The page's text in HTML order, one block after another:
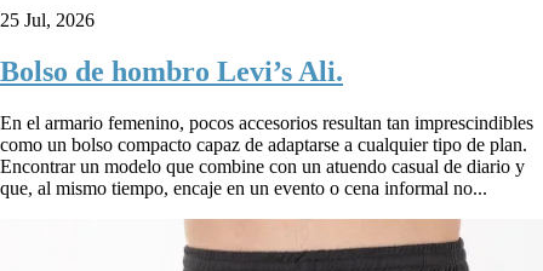
25 Jul, 2026
Bolso de hombro Levi’s Ali.
En el armario femenino, pocos accesorios resultan tan imprescindibles
como un bolso compacto capaz de adaptarse a cualquier tipo de plan.
Encontrar un modelo que combine con un atuendo casual de diario y
que, al mismo tiempo, encaje en un evento o cena informal no...